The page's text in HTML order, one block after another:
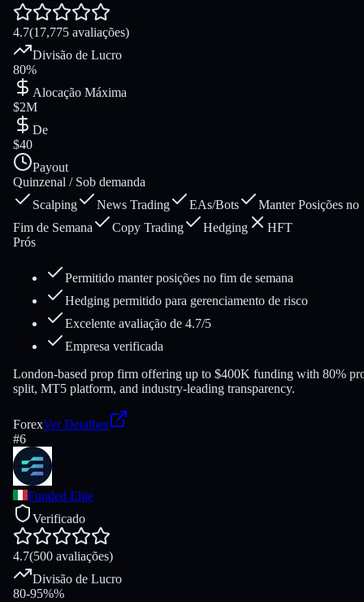
4.7(17,775 avaliações)
Divisão de Lucro
80%
Alocação Máxima
$2M
De
$40
Payout
Quinzenal / Sob demanda
Scalping
News Trading EAs/Bots
Manter Posições no
Fim de Semana
Copy Trading Hedging
HFT
Prós
Permitido manter posições no fim de semana
Hedging permitido para gerenciamento de risco
Excelente avaliação de 4.7/5
Empresa verificada
London-based prop firm offering up to $400K funding with 80%
split, MT5 platform, and industry-leading transparency.
ForexVer Detalhes
#6
Funded Elite
Verificado
4.7(500 avaliações)
Divisão de Lucro
80-95%%